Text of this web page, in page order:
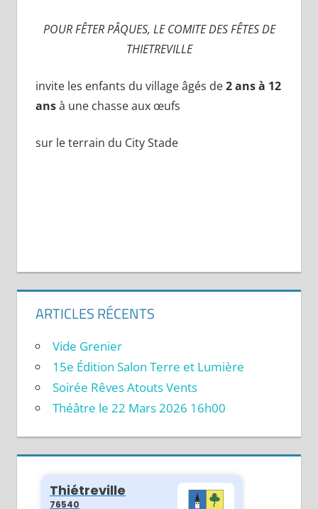
POUR FÊTER PÂQUES, LE COMITE DES FÊTES DE
THIETREVILLE
invite les enfants du village âgés de2 ans à 12
ansà une chasse aux œufs
sur le terrain du City Stade
ARTICLES RÉCENTS
Vide Grenier
15e Édition Salon Terre et Lumière
Soirée Rêves Atouts Vents
Théâtre le 22 Mars 2026 16h00